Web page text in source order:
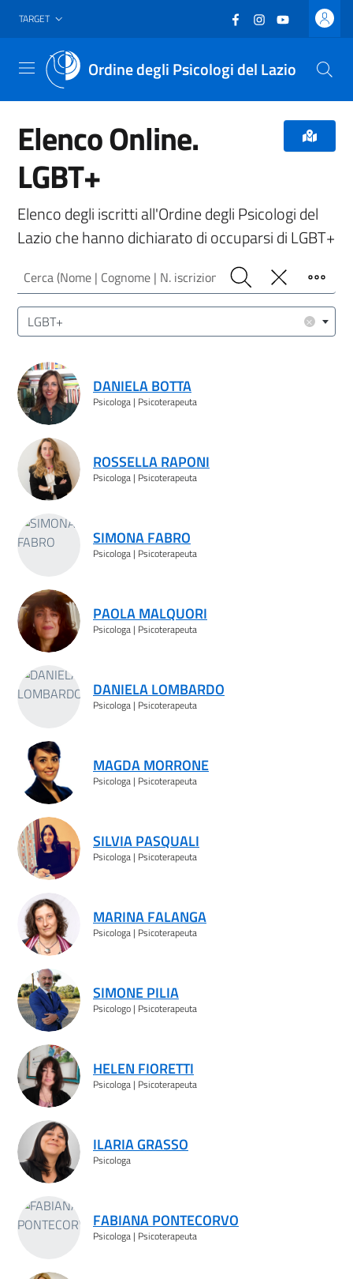
Vai al header
Vai al contenuto principale
Vai al footer
TARGET Facebook
(nuova scheda -
Instagram
(nuova scheda
YouTube
(nuova
Ordine degli Psicologi del Lazio
Menu
Elenco Online.
LGBT+
Elenco degli iscritti all'Ordine degli Psicologi del
Lazio che hanno dichiarato di occuparsi di LGBT+
Cerca (Nome | Cognome | N. iscrizione)
Cerca PulisciFiltro
Area/Target (Area Intervento | Target Utenza)
×
LGBT+
Risultati ricerca
DANIELA BOTTA
Psicologa | Psicoterapeuta
ROSSELLA RAPONI
Psicologa | Psicoterapeuta
SIMONA FABRO
Psicologa | Psicoterapeuta
PAOLA MALQUORI
Psicologa | Psicoterapeuta
DANIELA LOMBARDO
Psicologa | Psicoterapeuta
MAGDA MORRONE
Psicologa | Psicoterapeuta
SILVIA PASQUALI
Psicologa | Psicoterapeuta
MARINA FALANGA
Psicologa | Psicoterapeuta
SIMONE PILIA
Psicologo | Psicoterapeuta
HELEN FIORETTI
Psicologa | Psicoterapeuta
ILARIA GRASSO
Psicologa
FABIANA PONTECORVO
Psicologa | Psicoterapeuta